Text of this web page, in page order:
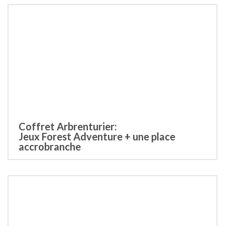
Coffret Arbrenturier:
Jeux Forest Adventure + une place
accrobranche